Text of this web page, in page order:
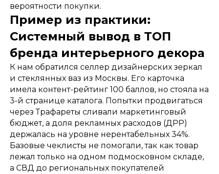
вероятности покупки.
Пример из практики:
Системный вывод в ТОП
бренда интерьерного декора
К нам обратился селлер дизайнерских зеркал
и стеклянных ваз из Москвы. Его карточка
имела контент-рейтинг 100 баллов, но стояла на
3-й странице каталога. Попытки продвигаться
через Трафареты сливали маркетинговый
бюджет, а доля рекламных расходов (ДРР)
держалась на уровне нерентабельных 34%.
Базовые чеклисты не помогали, так как товар
лежал только на одном подмосковном складе,
а СВД до региональных покупателей
инн
237000820219
вакансии
яндекс маркет
ozon
wildberries
telegram
vkontakte
whatsapp
политика конфиденциальности
стоимость
кейсы
блог
SEO